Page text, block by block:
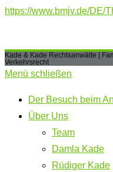
https://www.bmjv.de/DE/
Kade & Kade Rechtsanwälte |
Verkehrsrecht
Menü schließen
Der Besuch beim
Über Uns
Team
Damla Kade
Rüdiger Kade